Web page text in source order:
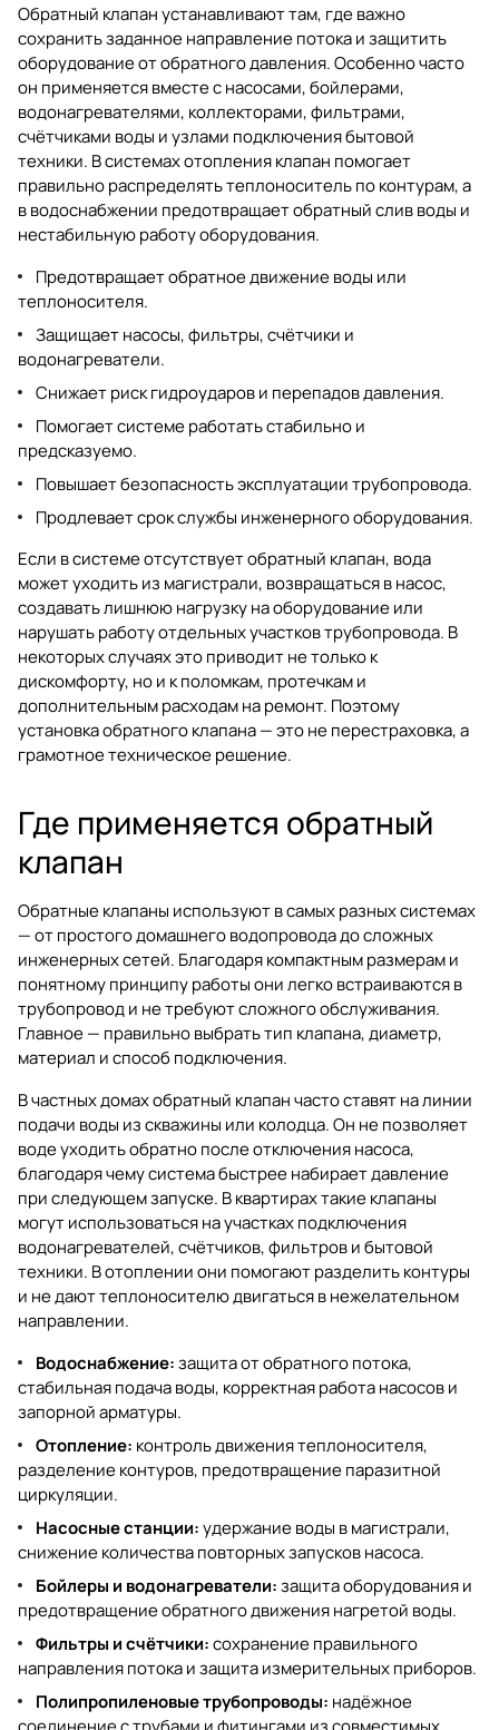
Обратный клапан устанавливают там, где важно
сохранить заданное направление потока и защитить
оборудование от обратного давления. Особенно часто
он применяется вместе с насосами, бойлерами,
водонагревателями, коллекторами, фильтрами,
счётчиками воды и узлами подключения бытовой
техники. В системах отопления клапан помогает
правильно распределять теплоноситель по контурам, а
в водоснабжении предотвращает обратный слив воды и
нестабильную работу оборудования.
Предотвращает обратное движение воды или
теплоносителя.
Защищает насосы, фильтры, счётчики и
водонагреватели.
Снижает риск гидроударов и перепадов давления.
Помогает системе работать стабильно и
предсказуемо.
Повышает безопасность эксплуатации трубопровода.
Продлевает срок службы инженерного оборудования.
Если в системе отсутствует обратный клапан, вода
может уходить из магистрали, возвращаться в насос,
создавать лишнюю нагрузку на оборудование или
нарушать работу отдельных участков трубопровода. В
некоторых случаях это приводит не только к
дискомфорту, но и к поломкам, протечкам и
дополнительным расходам на ремонт. Поэтому
установка обратного клапана — это не перестраховка, а
грамотное техническое решение.
Где применяется обратный
клапан
Обратные клапаны используют в самых разных системах
— от простого домашнего водопровода до сложных
инженерных сетей. Благодаря компактным размерам и
понятному принципу работы они легко встраиваются в
трубопровод и не требуют сложного обслуживания.
Главное — правильно выбрать тип клапана, диаметр,
материал и способ подключения.
В частных домах обратный клапан часто ставят на линии
подачи воды из скважины или колодца. Он не позволяет
воде уходить обратно после отключения насоса,
благодаря чему система быстрее набирает давление
при следующем запуске. В квартирах такие клапаны
могут использоваться на участках подключения
водонагревателей, счётчиков, фильтров и бытовой
техники. В отоплении они помогают разделить контуры
и не дают теплоносителю двигаться в нежелательном
направлении.
Водоснабжение:защита от обратного потока,
стабильная подача воды, корректная работа насосов и
запорной арматуры.
Отопление: контроль движения теплоносителя,
разделение контуров, предотвращение паразитной
циркуляции.
Насосные станции:удержание воды в магистрали,
снижение количества повторных запусков насоса.
Бойлеры и водонагреватели:защита оборудования и
предотвращение обратного движения нагретой воды.
Фильтры и счётчики:сохранение правильного
направления потока и защита измерительных приборов.
Полипропиленовые трубопроводы: надёжное